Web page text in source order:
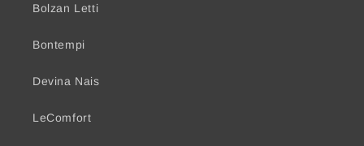
Bolzan Letti
Bontempi
Devina Nais
LeComfort